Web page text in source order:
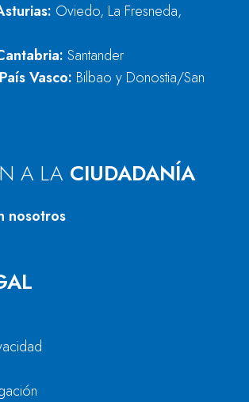
Oviedo, La Fresneda,
Santander
Vasco: Bilbao y Donostia/San
A LA CIUDADANÍA
nosotros